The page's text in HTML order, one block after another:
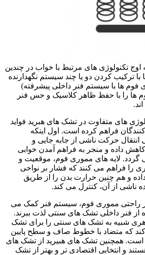
تکنولوژی های مرتبط با خواب در چندین
ترکیب کردن دو یا چند سیستم نگهدارنده
فوم ها با سیستم فنر داخلی پیشرفته)
ها را با حفظ ظاهر کلاسیک و حس فنر
های متفاوت در تشک های هبرید فواید
فراهم کرده است. اول اینکه
انتقال حرکت ناشی از جابه جایی و
داده و منجر به فراهم آمدن خوابی
لایه های مموری فوم، موقعیت و
را فراهم می کنند که فشار بر نواحی
و هم چنین حرارت بدن را از طریق
ناشی از آن، کنترل می کند.
راحتی مموری فوم، سیستم فنر کمک می
از فنر داخلی تشک های سنتی لذت ببرند.
شبیه به تشک های سنتی را برای تشک
که متضاد با خطوط صاف و سطح پایین
همچنین تشک های هبیرید از تشک های
و انتخابی اقتصادی تر و بهتر از تشک